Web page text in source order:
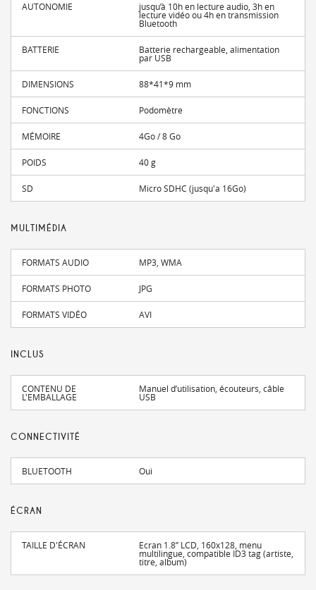
AUTONOMIE jusqu’à 10h en lecture audio, 3h en
lecture vidéo ou 4h en transmission
Bluetooth
BATTERIE Batterie rechargeable, alimentation
par USB
DIMENSIONS 88*41*9 mm
FONCTIONS Podomètre
MÉMOIRE 4Go / 8 Go
POIDS 40 g
SD Micro SDHC (jusqu'a 16Go)
MULTIMÉDIA
FORMATS AUDIO MP3, WMA
FORMATS PHOTO JPG
FORMATS VIDÉO AVI
INCLUS
CONTENU DE
L'EMBALLAGE
Manuel d’utilisation, écouteurs, câble
USB
CONNECTIVITÉ
BLUETOOTH Oui
ÉCRAN
TAILLE D'ÉCRAN Ecran 1.8’’ LCD, 160x128, menu
multilingue, compatible ID3 tag (artiste,
titre, album)